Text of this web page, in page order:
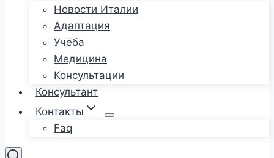
Новости Италии
Адаптация
Учёба
Медицина
Консультации
Консультант
Контакты
Faq